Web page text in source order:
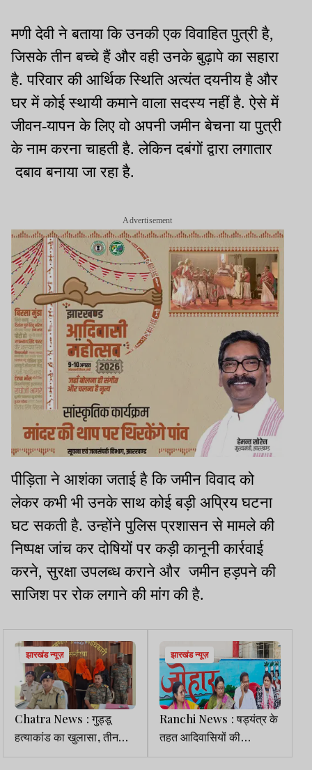
मणी देवी ने बताया कि उनकी एक विवाहित पुत्री है,
जिसके तीन बच्चे हैं और वही उनके बुढ़ापे का सहारा
है. परिवार की आर्थिक स्थिति अत्यंत दयनीय है और
घर में कोई स्थायी कमाने वाला सदस्य नहीं है. ऐसे में
जीवन-यापन के लिए वो अपनी जमीन बेचना या पुत्री
के नाम करना चाहती है. लेकिन दबंगों द्वारा लगातार
दबाव बनाया जा रहा है.
Advertisement
पीड़िता ने आशंका जताई है कि जमीन विवाद को
लेकर कभी भी उनके साथ कोई बड़ी अप्रिय घटना
घट सकती है. उन्होंने पुलिस प्रशासन से मामले की
निष्पक्ष जांच कर दोषियों पर कड़ी कानूनी कार्रवाई
करने, सुरक्षा उपलब्ध कराने और जमीन हड़पने की
साजिश पर रोक लगाने की मांग की है.
झारखंड न्यूज़
Chatra News : गुड्डू
हत्याकांड का खुलासा, तीन
आरोपी गिरफ्तार
झारखंड न्यूज़
Ranchi News : षड्यंत्र के
तहत आदिवासियों की
डीलिस्टिंग की जा रही : गीता